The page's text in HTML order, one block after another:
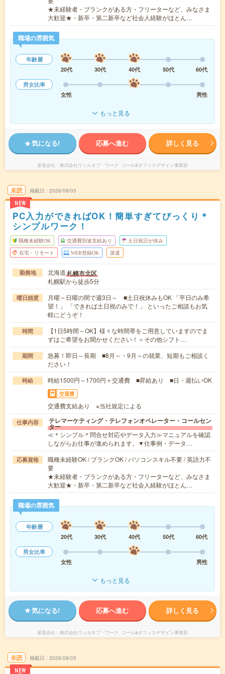
★未経験者・ブランクがある方・フリーターなど、みなさま
大歓迎★・新卒・第二新卒など社会人経験がほとん…
職場の雰囲気
年齢層
20代
30代 40代 50代
60代
男女比率
女性
男性
もっと見る
気になる! 応募へ進む 詳しく見る
派遣会社 株式会社ウィルオブ・ワーク コール&オフィスデザイン事業部
未読
NEW
掲載日 2026/08/05
PC入力ができればOK！簡単すぎてびっくり＊
シンプルワーク！
職種未経験OK 交通費別途支給あり 土日祝日が休み
在宅・リモート WEB登録OK 派遣
勤務地 北海道札幌市北区
札幌駅から徒歩5分
曜日頻度
月曜～日曜の間で週3日～ ■土日祝休みもOK 「平日のみ希
望！」 「できれば土日祝のみで！」 といったご相談もお気
軽にどうぞ！
時間
【1日5時間～OK】様々な時間帯をご用意していますのでま
ずはご希望をお聞かせください！＜その他シフト…
期間
急募！即日～長期 ■8月～・9月～の就業、短期もご相談く
ださい！
時給 時給1500円～1700円＋交通費 ■昇給あり ■日・週払いOK
交通費
交通費支給あり ※当社規定による
仕事内容 テレマーケティング・テレフォンオペレーター・コールセン
ター
≪＊シンプル＊問合せ対応やデータ入力≫マニュアルを確認
しながらお仕事が進められます。▼仕事例・データ…
応募資格
職種未経験OK / ブランクOK / パソコンスキル不要 / 英語力不
要
★未経験者・ブランクがある方・フリーターなど、みなさま
大歓迎★・新卒・第二新卒など社会人経験がほとん…
職場の雰囲気
年齢層
20代
30代 40代 50代
60代
男女比率
女性
男性
もっと見る
気になる! 応募へ進む 詳しく見る
派遣会社 株式会社ウィルオブ・ワーク コール&オフィスデザイン事業部
未読
NEW
掲載日 2026/08/05